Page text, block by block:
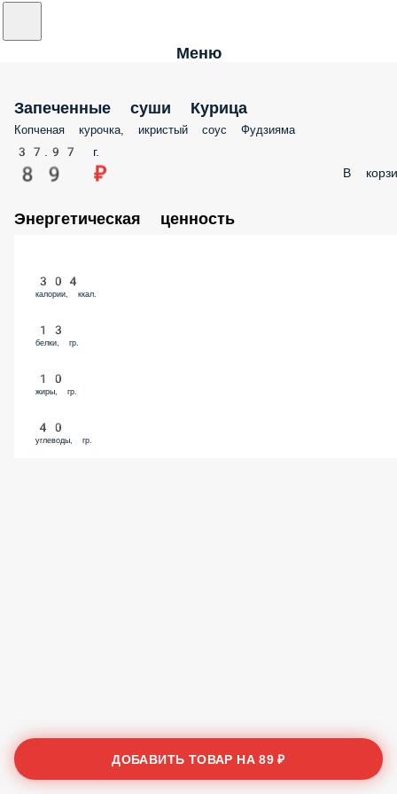
Меню
Запеченные суши Курица
Копченая курочка, икристый соус Фудзияма
37.97 г.
89 ₽ В
Энергетическая ценность
304
калории, ккал.
13
белки, гр.
10
жиры, гр.
40
углеводы, гр.
ДОБАВИТЬ ТОВАР НА89 ₽